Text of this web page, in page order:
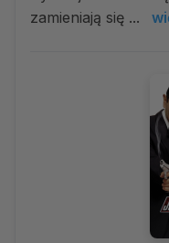
zamieniają się ...